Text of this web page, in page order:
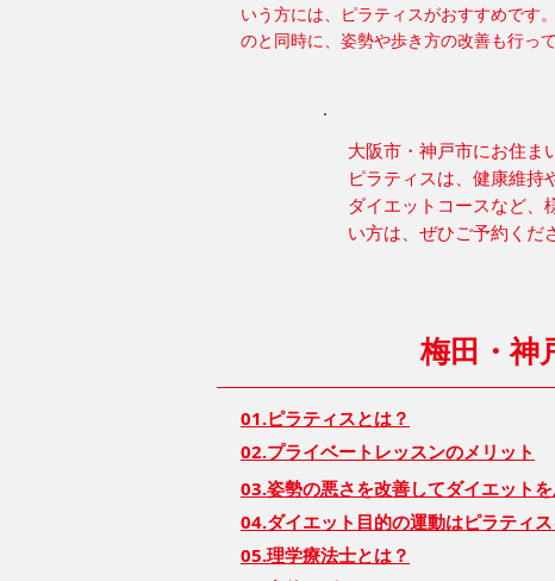
いう方には、ピラティスがおすすめです
のと同時に、姿勢や歩き方の改善も行っ
大阪市・神戸市にお住ま
ピラティスは、健康維持
ダイエットコースなど、
い方は、ぜひご予約くだ
梅田・神
01.ピラティスとは？
02.プライベートレッスンのメリット
03.姿勢の悪さを改善してダイエット
04.ダイエット目的の運動はピラティ
05.理学療法士とは？